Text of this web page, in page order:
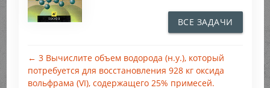
ВСЕ ЗАДАЧИ
← 3 Вычислите объем водорода (н.у.), который
потребуется для восстановления 928 кг оксида
вольфрама (VI), содержащего 25% примесей.